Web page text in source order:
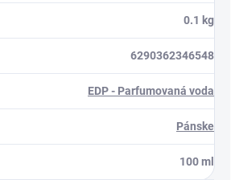
0.1 kg
6290362346548
EDP - Parfumovaná voda
Pánske
100 ml